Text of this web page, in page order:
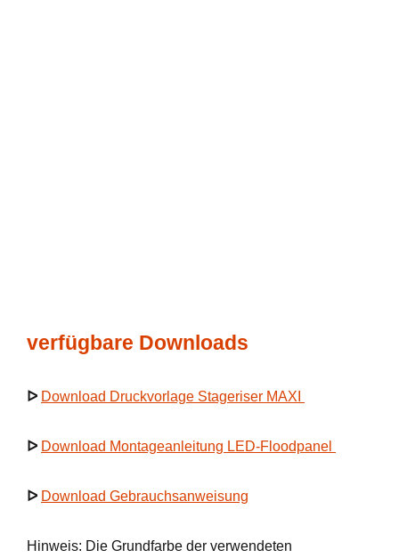
verfügbare Downloads
ᐅ Download Druckvorlage Stageriser MAXI
ᐅ Download Montageanleitung LED-Floodpanel
ᐅ Download Gebrauchsanweisung
Hinweis: Die Grundfarbe der verwendeten